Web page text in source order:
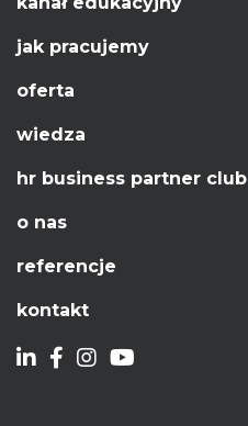
jak pracujemy
oferta
wiedza
hr business partner club
o nas
referencje
kontakt